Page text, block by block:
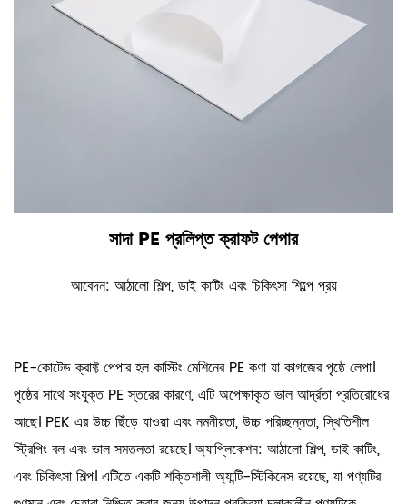
সাদা PE প্রলিপ্ত ক্রাফট পেপার
আবেদন: আঠালো শিল্প, ডাই কাটিং এবং চিকিৎসা শিল্পে প্রয়
PE-কোটেড ক্রাফ্ট পেপার হল কাস্টিং মেশিনের PE কণা যা কাগজের পৃষ্ঠে লেপা।
পৃষ্ঠের সাথে সংযুক্ত PE স্তরের কারণে, এটি অপেক্ষাকৃত ভাল আর্দ্রতা প্রতিরোধের
আছে। PEK এর উচ্চ ছিঁড়ে যাওয়া এবং নমনীয়তা, উচ্চ পরিচ্ছন্নতা, স্থিতিশীল
স্ট্রিপিং বল এবং ভাল সমতলতা রয়েছে। অ্যাপ্লিকেশন: আঠালো শিল্প, ডাই কাটিং,
এবং চিকিৎসা শিল্প। এটিতে একটি শক্তিশালী অ্যান্টি-স্টিকিনেস রয়েছে, যা পণ্যটির